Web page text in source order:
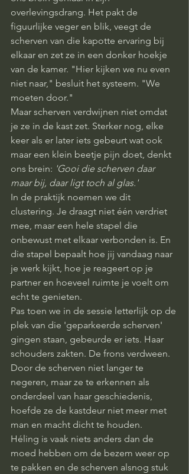
overlevingsdrang. Het pakt de
figuurlijke veger en blik, veegt de
scherven van die kapotte ervaring bij
elkaar en zet ze in een donker hoekje
van de kamer. "Hier kijken we nu even
niet naar," besluit het systeem. "We
moeten door."
Maar scherven verdwijnen niet omdat
je ze in de kast zet. Sterker nog, elke
keer als er later iets gebeurt wat ook
maar een klein beetje pijn doet, denkt
ons brein: 'Gooi die scherven daar
maar bij, daar ligt toch al glas.'
In de praktijk noemen we dit
clustering. Je draagt niet één verdriet
mee, maar een hele stapel die
onbewust met elkaar verbonden is. En
die stapel bepaalt hoe jij vandaag naar
je werk kijkt, hoe je reageert op je
partner en hoeveel ruimte je voelt om
echt te genieten.
Pas toen we in de sessie letterlijk op de
plek van die 'geparkeerde scherven'
gingen staan, gebeurde er iets. Haar
schouders zakten. De frons verdween.
Door de scherven niet langer te
negeren, maar ze te erkennen als
onderdeel van haar geschiedenis,
hoefde ze de kastdeur niet meer met
man en macht dicht te houden.
Héling is vaak niets anders dan de
moed hebben om de bezem weer op
te pakken en de scherven alsnog stuk